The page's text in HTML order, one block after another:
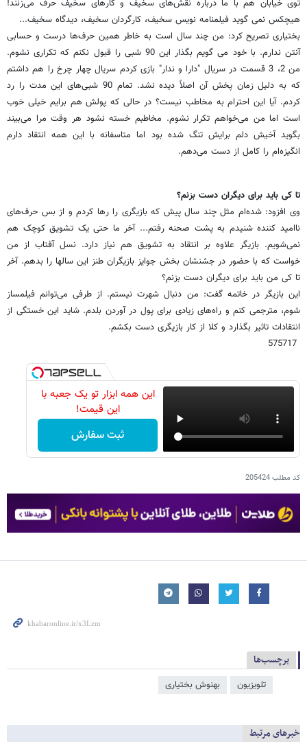
توی خیابان هم با ما درباره نقش‌های سخیف و کارهای سخیف حرف می‌زنند!
هیچکس نمی گوید فیلمنامه نویس سخیف، کارگردان سخیف، دیدگاه سخیف...
بختیاری تصریح کرد: من چند سال است به خاطر همین‌ حرف‌ها درست و حسابی
آنتن ندارم. با خود می گویم بگذار این 90 شبی را قبول نکنم که تکراری نشوم.
من 2، 3 قسمت در سریال "دارا و ندار" بازی کردم سریال چهار چرخ را هم داشتم
که به دلیل زمان پخش آن اصلاً دیده نشد. تمام 90 شبی‌های این مدت را رد
کردم. آیا این احترام به مخاطب نیست؟ در حالی که پولش هم برایم خیلی خوب
است اما من می‌خواهم تکرار نشوم. مخاطبم خسته نشود هر وقت مرا می‌بیند
بگوید آخیش دلم برایش تنگ شده بود اما متاسفانه با این همه انتقاد دارم
انگیزه‌ام را کامل از دست می‌دهم.
تا کی باید برای دیگران دست بزنم؟
وی افزود: شده‌ام مثل چند سال پیش که بازیگری را رها کردم و از بس حرف‌های
ناامید کننده شنیدم به پشت صحنه رفتم... آخر ما حتی یک تشویق کوچک هم
نمی‌شویم. بازیگر علاوه بر انتقاد به تشویق هم نیاز دارد. نسل آفتاب از من
خواست که با حضور در جشنشان بخش جوایز بازیگران طنز این سالها را بدهم. آخر
تا کی من باید برای دیگران دست بزنم؟
این بازیگر در خاتمه گفت: من دنبال شهرت نیستم. از طرفی می‌توانم فیلمساز
شوم، مترجمی کنم و راه‌های زیادی برای پول در آوردن بلدم. شاید این خستگی از
انتقادات تاثیر بگذارد و کلا از کار بازیگری دست بکشم.
این همه ابزار تو یک جعبه با
این قیمت!
ثبت سفارش
کد مطلب205424
برچسب‌ها
تلویزیون بهنوش بختیاری
خبرهای مرتبط